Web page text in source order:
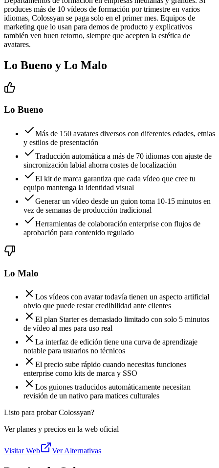
produces más de 10 vídeos de formación por trimestre en varios
idiomas, Colossyan se paga solo en el primer mes. Equipos de
marketing que lo usan para demos de producto y explicativos
también ven buen retorno, siempre que acepten la estética de
avatares.
Lo Bueno y Lo Malo
Lo Bueno
Más de 150 avatares diversos con diferentes edades, etnias
y estilos de presentación
Traducción automática a más de 70 idiomas con ajuste de
sincronización labial ahorra costes de localización
El kit de marca garantiza que cada vídeo que cree tu
equipo mantenga la identidad visual
Generar un vídeo desde un guion toma 10-15 minutos en
vez de semanas de producción tradicional
Herramientas de colaboración enterprise con flujos de
aprobación para contenido regulado
Lo Malo
Los vídeos con avatar todavía tienen un aspecto artificial
obvio que puede restar credibilidad ante clientes
El plan Starter es demasiado limitado con solo 5 minutos
de vídeo al mes para uso real
La interfaz de edición tiene una curva de aprendizaje
notable para usuarios no técnicos
El precio sube rápido cuando necesitas funciones
enterprise como kits de marca y SSO
Los guiones traducidos automáticamente necesitan
revisión de un nativo para matices culturales
Listo para probar Colossyan?
Ver planes y precios en la web oficial
Visitar Web Ver Alternativas